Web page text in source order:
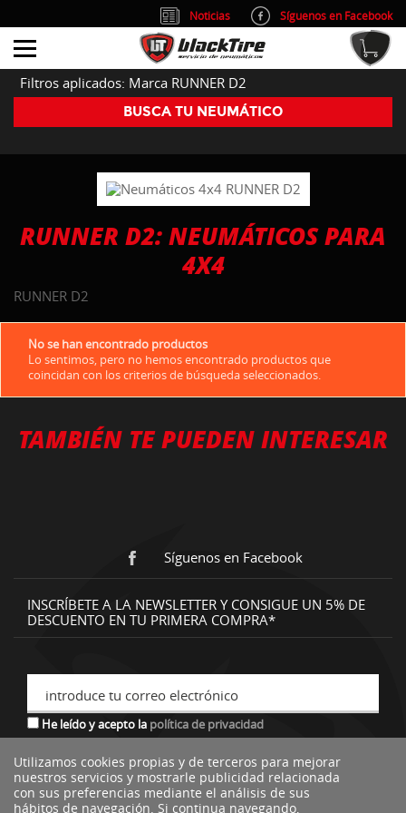
Filtros aplicados: Marca RUNNER D2
BUSCA TU NEUMÁTICO
RUNNER D2: NEUMÁTICOS PARA
4X4
RUNNER D2
No se han encontrado productos
Lo sentimos, pero no hemos encontrado productos que
coincidan con los criterios de búsqueda seleccionados.
TAMBIÉN TE PUEDEN INTERESAR
Síguenos en Facebook
INSCRÍBETE A LA NEWSLETTER Y CONSIGUE UN 5% DE
DESCUENTO EN TU PRIMERA COMPRA*
introduce tu correo electrónico
He leído y acepto la política de privacidad
*descuento no acumulable a otras ofertas o promociones.
Utilizamos cookies propias y de terceros para mejorar
nuestros servicios y mostrarle publicidad relacionada
con sus preferencias mediante el análisis de sus
hábitos de navegación. Si continua navegando,
Noticias
Síguenos en Facebook
info@blacktire.es
914 353 309
Atención al cliente: L/V 9:00-14:00 y 15:00-19:00